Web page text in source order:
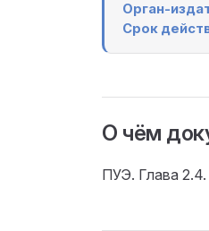
Орган-
Срок
О чём
ПУЭ. Глава